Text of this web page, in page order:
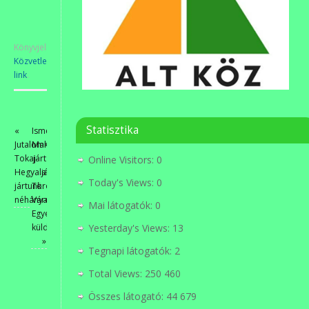
Könyvjelzőkhöz
Közvetlen
link.
«
Jutalomként
Tokaj-
Hegyalján
jártunk
néhányan
Ismét
Martfűn
járt
a
Törökbálinti
Városszépítő
Egyesület
küldöttsége
»
Statisztika
Online Visitors: 0
Today's Views: 0
Mai látogatók: 0
Yesterday's Views: 13
Tegnapi látogatók: 2
Total Views: 250 460
Összes látogató: 44 679